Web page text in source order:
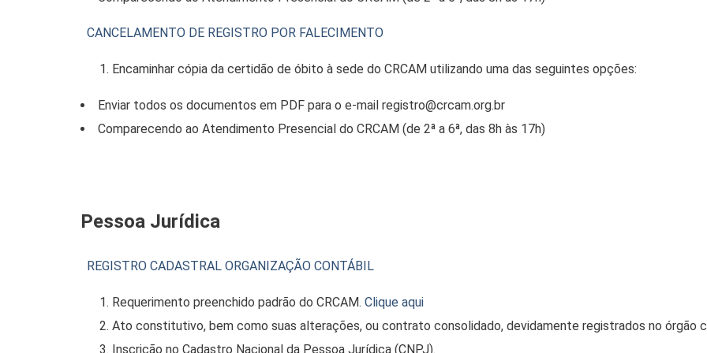
CANCELAMENTO DE REGISTRO POR FALECIMENTO
Encaminhar cópia da certidão de óbito à sede do CRCAM utilizando uma das seguintes opções:
Enviar todos os documentos em PDF para o e-mail registro@crcam.org.br
Comparecendo ao Atendimento Presencial do CRCAM (de 2ª a 6ª, das 8h às 17h)
Pessoa Jurídica
REGISTRO CADASTRAL ORGANIZAÇÃO CONTÁBIL
Requerimento preenchido padrão do CRCAM. Clique aqui
Ato constitutivo, bem como suas alterações, ou contrato consolidado, devidamente registrados no órgão
Inscrição no Cadastro Nacional da Pessoa Jurídica (CNPJ).